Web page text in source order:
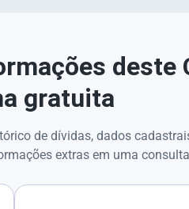
deste
gratuita
de dívidas, dados
extras em uma